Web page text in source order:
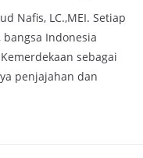
Nafis, LC.,MEI. Setiap
Indonesia
sebagai
penjajahan dan